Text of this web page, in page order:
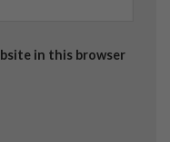
in this browser